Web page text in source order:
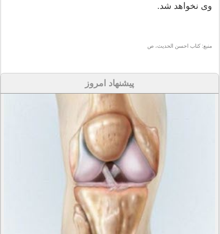
وی نخواهد شد.
منبع: کتاب احسن الحدیث، ص
پیشنهاد امروز